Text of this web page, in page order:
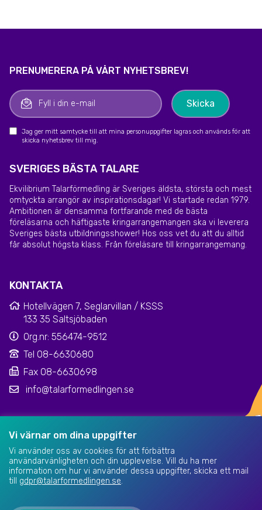
KONTAKTA
Hotellvägen 7, Seglarvillan / KSSS
133 35 Saltsjöbaden
Org.nr: 556474-9512
Tel 08-6630680
Fax 08-6630698
info@talarformedlingen.se
SVERIGES BÄSTA TALARE
Ekvilibrium Talarförmedling är Sveriges äldsta, största och mest
omtyckta arrangör av inspirationsdagar! Vi startade redan 1979.
Ambitionen är densamma fortfarande med de bästa
föreläsarna och häftigaste kringarrangemangen ska vi leverera
Sveriges bästa utbildningsshower! Hos oss vet du att du alltid
får absolut högsta klass. Från föreläsare till kringarrangemang.
PRENUMERERA PÅ VÅRT NYHETSBREV!
Jag ger mitt samtycke till att mina personuppgifter lagras och används för att
skicka nyhetsbrev till mig.
Klarna kundsupport | Dataskyddsinformation
Vi värnar om dina uppgifter
Vi använder oss av cookies för att förbättra
användarvänligheten och din upplevelse. Vill du ha mer
information om hur vi använder dessa uppgifter, skicka ett mail
till gdpr@talarformedlingen.se.